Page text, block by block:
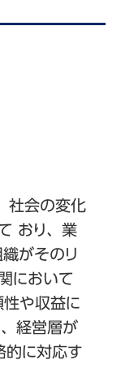
社会の変化
おり、業
がそのリ
において
や収益に
経営層が
的に対応す